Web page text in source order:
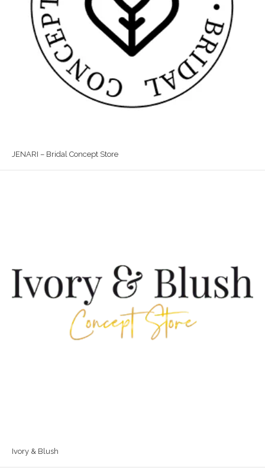
JENARI – Bridal Concept Store
Ivory & Blush